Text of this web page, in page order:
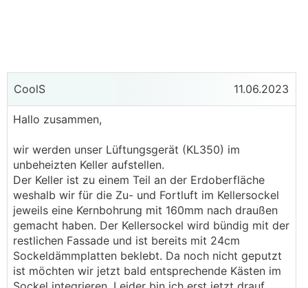
CoolS 11.06.2023
Hallo zusammen,
wir werden unser Lüftungsgerät (KL350) im
unbeheizten Keller aufstellen.
Der Keller ist zu einem Teil an der Erdoberfläche
weshalb wir für die Zu- und Fortluft im Kellersockel
jeweils eine Kernbohrung mit 160mm nach draußen
gemacht haben. Der Kellersockel wird bündig mit der
restlichen Fassade und ist bereits mit 24cm
Sockeldämmplatten beklebt. Da noch nicht geputzt
ist möchten wir jetzt bald entsprechende Kästen im